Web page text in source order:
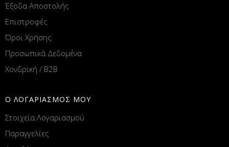
Έξοδα Αποστολής
Επιστροφές
Όροι Χρήσης
Προσωπικά Δεδομένα
Χονδρική / B2B
Ο ΛΟΓΑΡΙΑΣΜΟΣ ΜΟΥ
Στοιχεία Λογαριασμού
Παραγγελίες